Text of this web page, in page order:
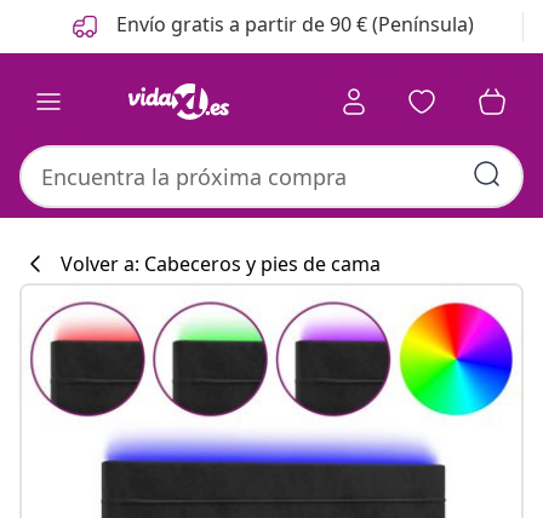
Anterior
Siguiente Envío gratis a partir de 90 € (Península)
#sharemevidaxl
Colección de
Volver a: Cabeceros y pies de cama